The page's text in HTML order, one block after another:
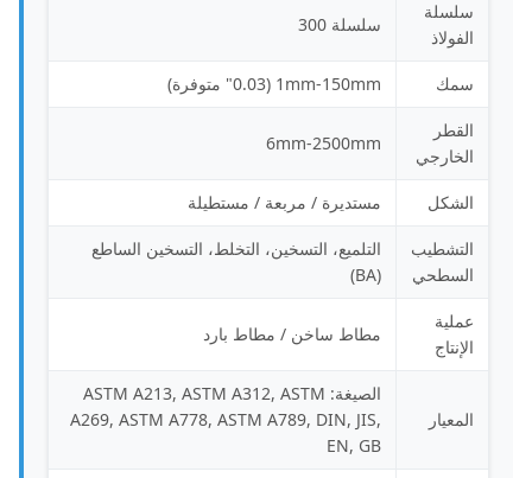
سلسلة
الفولاذ
سلسلة 300
1mm-150mm (0.03" متوفرة)
القطر
الخارجي
6mm-2500mm
الشكل مستديرة / مربعة / مستطيلة
التشطيب
السطحي
التلميع، التسخين، التخلط، التسخين الساطع
(BA)
مطاط ساخن / مطاط بارد
المعيار
الصيغة: ASTM A213, ASTM A312, ASTM
A269, ASTM A778, ASTM A789, DIN, JIS,
EN, GB